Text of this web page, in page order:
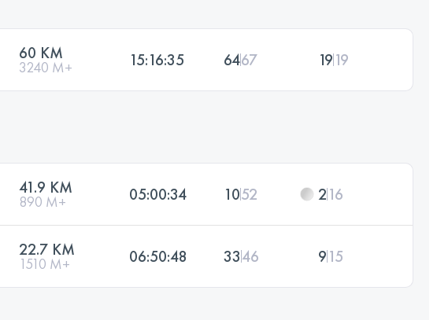
60 KM
3240 M+ 15:16:35 6467 1919
41.9 KM
890 M+ 05:00:34 1052 216
22.7 KM
1510 M+ 06:50:48 3346 915